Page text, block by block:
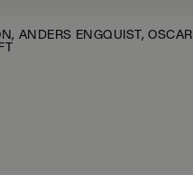
ANDERS ENGQUIST, OSCAR